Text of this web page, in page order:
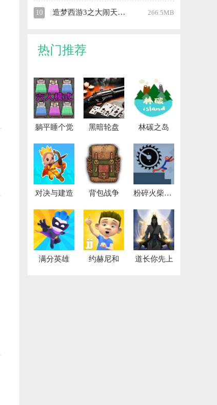
10 造梦西游3之大闹天庭手机版 266.5MB
热门推荐
躺平睡个觉 黑暗轮盘 林碳之岛
对决与建造 背包战争 粉碎火柴人大作战
满分英雄 约赫尼和 道长你先上